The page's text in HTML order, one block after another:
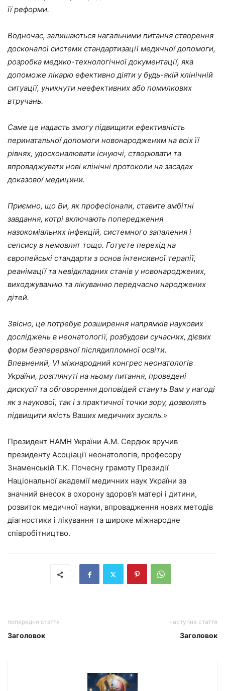
її реформи.
Водночас, залишаються нагальними питання створення
досконалої системи стандартизації медичної допомоги,
розробка медико-технологічної документації, яка
допоможе лікарю ефективно діяти у будь-якій клінічній
ситуації, уникнути неефективних або помилкових
втручань.
Саме це надасть змогу підвищити ефективність
перинатальної допомоги новонародженим на всіх її
рівнях, удосконалювати існуючі, створювати та
впроваджувати нові клінічні протоколи на засадах
доказової медицини.
Приємно, що Ви, як професіонали, ставите амбітні
завдання, котрі включають попередження
назокоміальних інфекцій, системного запалення і
сепсису в немовлят тощо. Готуєте перехід на
європейські стандарти з основ інтенсивної терапії,
реанімації та невідкладних станів у новонароджених,
виходжуванню та лікуванню передчасно народжених
дітей.
Звісно, це потребує розширення напрямків наукових
досліджень в неонатології, розбудови сучасних, дієвих
форм безперервної післядипломної освіти.
Впевнений, VI міжнародний конгрес неонатологів
України, розглянуті на ньому питання, проведені
дискусії та обговорення доповідей стануть Вам у нагоді
як з наукової, так і з практичної точки зору, дозволять
підвищити якість Ваших медичних зусиль.»
Президент НАМН України А.М. Сердюк вручив
президенту Асоціації неонатологів, професору
Знаменській Т.К. Почесну грамоту Президії
Національної академії медичних наук України за
значний внесок в охорону здоров’я матері і дитини,
розвиток медичної науки, впровадження нових методів
діагностики і лікування та широке міжнародне
співробітництво.
попередня стаття
Заголовок
наступна стаття
Заголовок